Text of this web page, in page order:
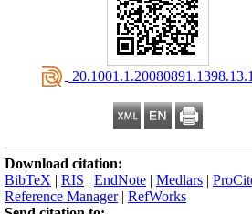
Download citation:
BibTeX | RIS | EndNote | Medlars |
Reference Manager| RefWorks